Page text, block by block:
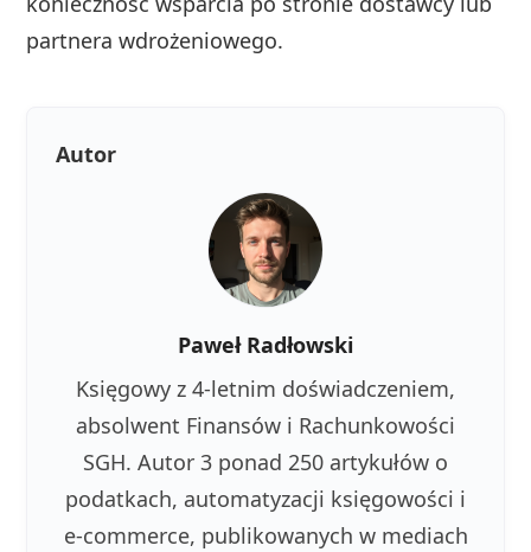
partnera wdrożeniowego.
Autor
Paweł Radłowski
Księgowy z 4-letnim doświadczeniem,
absolwent Finansów i Rachunkowości
SGH. Autor 3 ponad 250 artykułów o
podatkach, automatyzacji księgowości i
e-commerce, publikowanych w mediach